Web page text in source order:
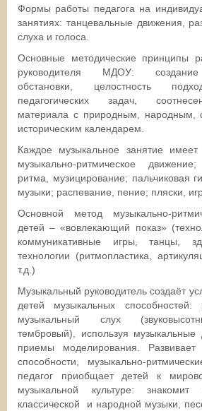
Формы работы педагога на
занятиях: танцевальные движения,
слуха и голоса.
Основные методические принципы
руководителя МДОУ: создание
обстановки, целостность
педагогических задач,
материала с природным, народным,
историческим календарем.
Каждое музыкальное занятие имеет
музыкально-ритмическое
ритма, музицирование; пальчиковая
музыки; распевание, пение; пляски,
Основной метод музыкально-
детей – «вовлекающий показ»
коммуникативные игры, танцы,
технологии (ритмопластика,
т.д.)
Музыкальный руководитель создаёт
детей музыкальных способностей:
музыкальный слух
тембровый), используя музыкальные
приемы моделирования. Развивает
способности, музыкально-
педагог приобщает детей к
музыкальной культуре: знакомит
классической и народной музыки,